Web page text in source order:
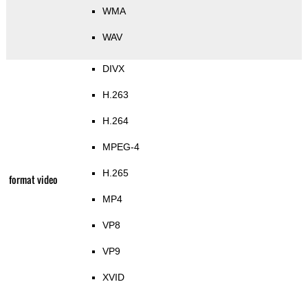
WMA
WAV
format video
DIVX
H.263
H.264
MPEG-4
H.265
MP4
VP8
VP9
XVID